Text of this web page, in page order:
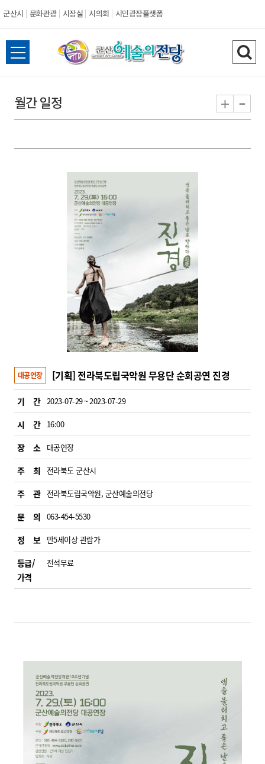
군산시 문화관광 시장실 시의회 시민광장플랫폼
군
산
전
체
뉴
열
검
색
기
월간 일정 + -
대공연장 [기획] 전라북도립국악원 무용단 순회공연 진경
기 간 2023-07-29 ~ 2023-07-29
시 간 16:00
장 소 대공연장
주 최 전라북도 군산시
주 관 전라북도립국악원, 군산예술의전당
문 의 063-454-5530
정 보 만5세이상 관람가
등급/
가격
전석무료